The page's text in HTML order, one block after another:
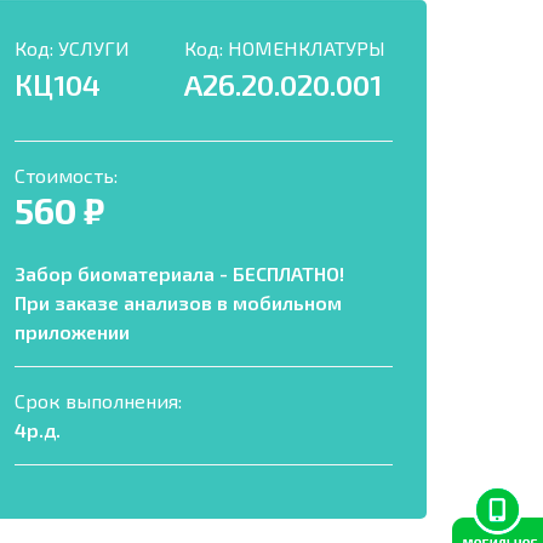
Код: УСЛУГИ
КЦ104
Код: НОМЕНКЛАТУРЫ
A26.20.020.001
Стоимость:
560 ₽
Забор биоматериала - БЕСПЛАТНО!
При заказе анализов в мобильном
приложении
Срок выполнения:
4р.д.